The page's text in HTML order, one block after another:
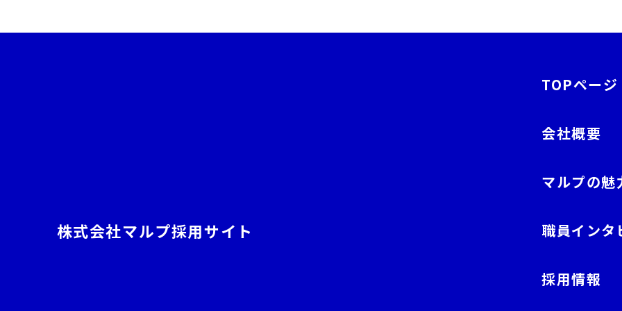
TOPページ
会社概要
マルプの魅
職員インタ
採用情報
株式会社マルプ採用サイト